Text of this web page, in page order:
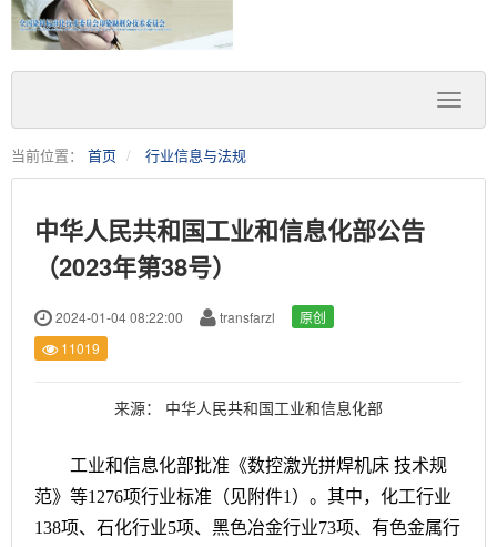
当前位置： 首页 行业信息与法规
中华人民共和国工业和信息化部公告
（2023年第38号）
2024-01-04 08:22:00 transfarzl
原创
11019
来源： 中华人民共和国工业和信息化部
工业和信息化部批准《数控激光拼焊机床 技术规
范》等1276项行业标准（见附件1）。其中，化工行业
138项、石化行业5项、黑色冶金行业73项、有色金属行